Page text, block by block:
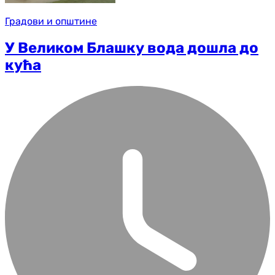
Градови и општине
У Великом Блашку вода дошла до
кућа